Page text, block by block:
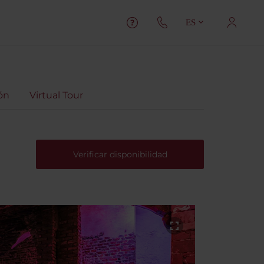
ES
Virtual Tour
Verificar disponibilidad